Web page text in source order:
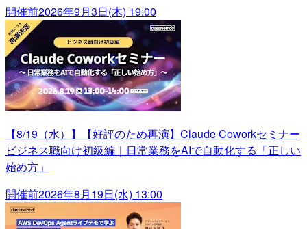
開催前2026年9月3日(木) 19:00
【8/19（水）】【好評のため再演】Claude Coworkセミナー
ビジネス職向け初級編｜日常業務をAIで自動化する「正しい
始め方」
開催前2026年8月19日(水) 13:00